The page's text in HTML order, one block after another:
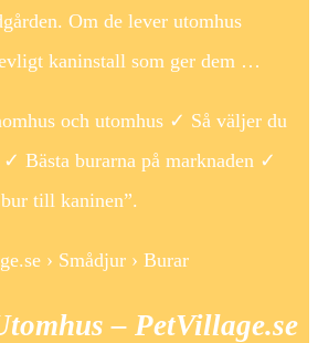
Om de lever utomhus
kaninstall som ger dem …
och utomhus ✓ Så väljer du
Bästa burarna på marknaden ✓
till kaninen”.
› Smådjur › Burar
– PetVillage.se